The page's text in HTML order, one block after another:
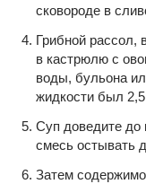
сковороде в
Грибной рассол,
в кастрюлю с
воды, бульона
жидкости был 2,5
Суп доведите до
смесь остывать
Затем